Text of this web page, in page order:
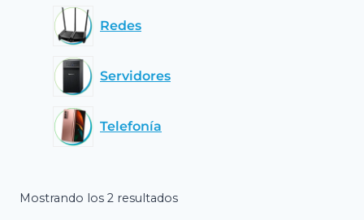
Mostrando los 2 resultados
Redes
Servidores
Telefonía